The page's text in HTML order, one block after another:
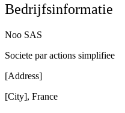
Bedrijfsinformatie
Noo SAS
Societe par actions simplifiee
[Address]
[City], France